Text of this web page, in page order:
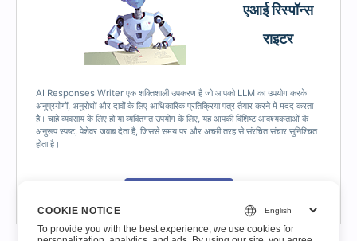
एआई रिस्पॉन्स
राइटर
AI Responses Writer एक शक्तिशाली उपकरण है जो आपको LLM का उपयोग करके
अनुप्रयोगों, अनुरोधों और दावों के लिए आधिकारिक प्रतिक्रिया पत्र तैयार करने में मदद करता
है। चाहे व्यवसाय के लिए हो या व्यक्तिगत उपयोग के लिए, यह आपकी विशिष्ट आवश्यकताओं के
अनुरूप स्पष्ट, पेशेवर जवाब देता है, जिससे समय पर और अच्छी तरह से संरचित संचार सुनिश्चित
होता है।
COOKIE NOTICE
To provide you with the best experience, we use cookies for